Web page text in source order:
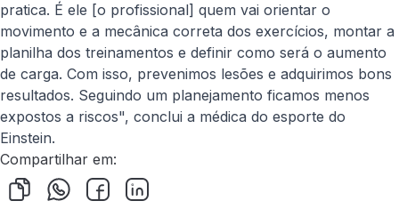
pratica. É ele [o profissional] quem vai orientar o
movimento e a mecânica correta dos exercícios, montar a
planilha dos treinamentos e definir como será o aumento
de carga. Com isso, prevenimos lesões e adquirimos bons
resultados. Seguindo um planejamento ficamos menos
expostos a riscos", conclui a médica do esporte do
Einstein.
Compartilhar em: